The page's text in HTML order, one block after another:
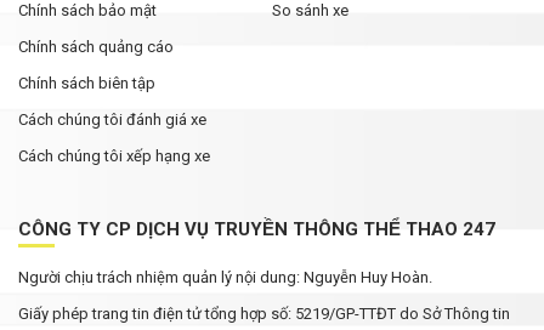
Chính sách bảo mật
Chính sách quảng cáo
Chính sách biên tập
Cách chúng tôi đánh giá xe
Cách chúng tôi xếp hạng xe
So sánh xe
CÔNG TY CP DỊCH VỤ TRUYỀN THÔNG THỂ THAO 247
Người chịu trách nhiệm quản lý nội dung: Nguyễn Huy Hoàn.
Giấy phép trang tin điện tử tổng hợp số: 5219/GP-TTĐT do Sở Thông tin